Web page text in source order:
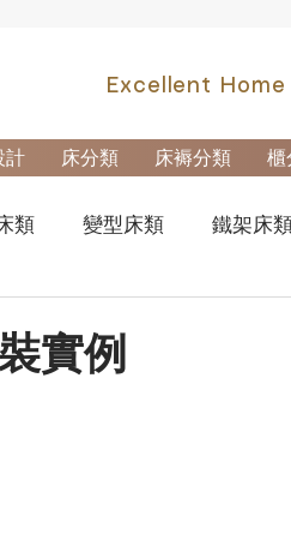
Excellent Home
計 床分類 床褥分類 櫃
類 變型床類 鐵架床
實例